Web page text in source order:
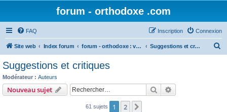
forum - orthodoxe .com
FAQ Connexion
Inscription
Site web Index forum forum - orthodoxe : vos remarques Suggestions et critiques
Suggestions et critiques
Modérateur : Auteurs
Nouveau sujet Rechercher
61 sujets 1 2